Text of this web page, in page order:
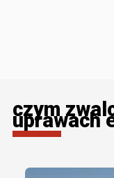
czym
uprawach